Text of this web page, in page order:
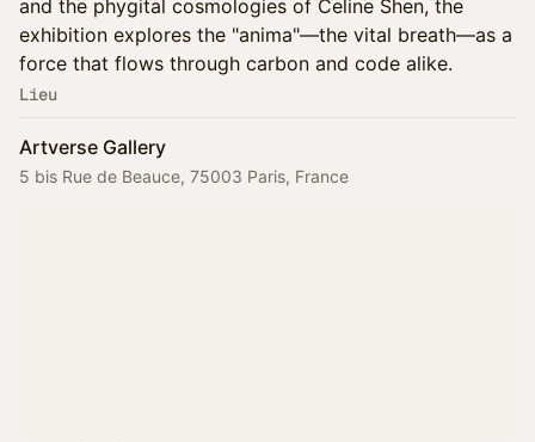
and the phygital cosmologies of Celine Shen, the
exhibition explores the "anima"—the vital breath—as a
force that flows through carbon and code alike.
Lieu
Artverse Gallery
5 bis Rue de Beauce, 75003 Paris, France